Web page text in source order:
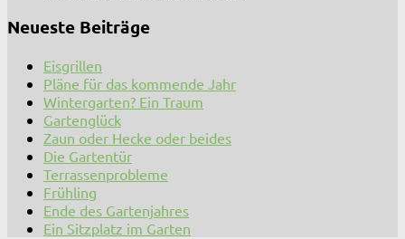
Neueste Beiträge
Eisgrillen
Pläne für das kommende Jahr
Wintergarten? Ein Traum
Gartenglück
Zaun oder Hecke oder beides
Die Gartentür
Terrassenprobleme
Frühling
Ende des Gartenjahres
Ein Sitzplatz im Garten